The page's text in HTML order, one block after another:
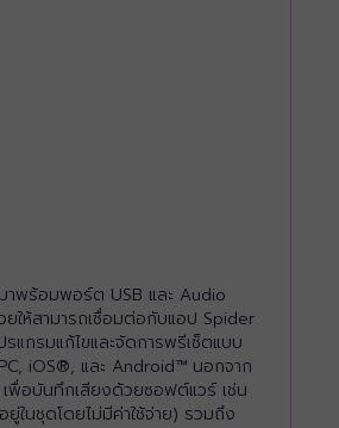
พร้อมพอร์ต USB และ Audio
ให้สามารถเชื่อมต่อกับแอป Spider
แกรมแก้ไขและจัดการพรีเซ็ตแบบ
iOS®, และ Android™ นอกจาก
เพื่อบันทึกเสียงด้วยซอฟต์แวร์ เช่น
ในชุดโดยไม่มีค่าใช้จ่าย) รวมถึง